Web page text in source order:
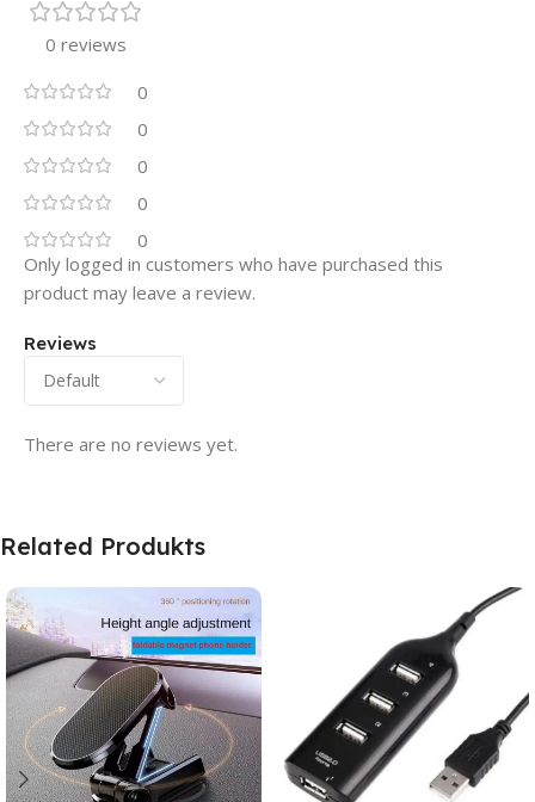
0 reviews
0
0
0
0
0
Reviews
There are no reviews yet.
Only logged in customers who have purchased this
product may leave a review.
Related Produkts